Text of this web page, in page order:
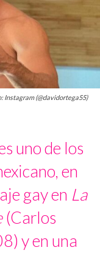
Instagram (@davidortega55)
uno de los
en
gay en La
(Carlos
y en una